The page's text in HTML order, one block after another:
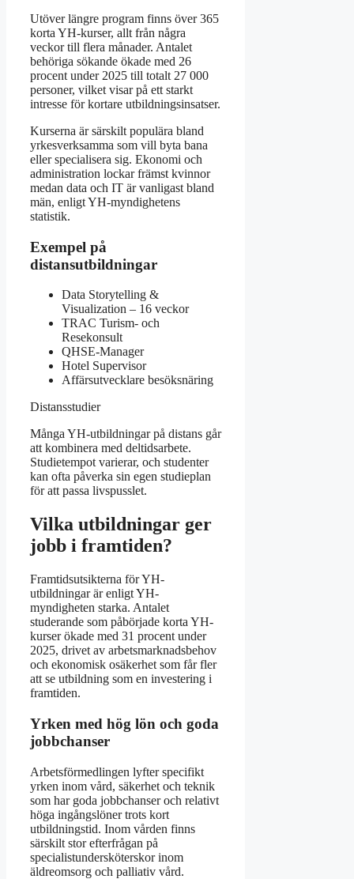
Utöver längre program finns över 365
korta YH-kurser, allt från några
veckor till flera månader. Antalet
behöriga sökande ökade med 26
procent under 2025 till totalt 27 000
personer, vilket visar på ett starkt
intresse för kortare utbildningsinsatser.
Kurserna är särskilt populära bland
yrkesverksamma som vill byta bana
eller specialisera sig. Ekonomi och
administration lockar främst kvinnor
medan data och IT är vanligast bland
män, enligt YH-myndighetens
statistik.
Exempel på
distansutbildningar
Data Storytelling &
Visualization – 16 veckor
TRAC Turism- och
Resekonsult
QHSE-Manager
Hotel Supervisor
Affärsutvecklare besöksnäring
Distansstudier
Många YH-utbildningar på distans går
att kombinera med deltidsarbete.
Studietempot varierar, och studenter
kan ofta påverka sin egen studieplan
för att passa livspusslet.
Vilka utbildningar ger
jobb i framtiden?
Framtidsutsikterna för YH-
utbildningar är enligt YH-
myndigheten starka. Antalet
studerande som påbörjade korta YH-
kurser ökade med 31 procent under
2025, drivet av arbetsmarknadsbehov
och ekonomisk osäkerhet som får fler
att se utbildning som en investering i
framtiden.
Yrken med hög lön och goda
jobbchanser
Arbetsförmedlingen lyfter specifikt
yrken inom vård, säkerhet och teknik
som har goda jobbchanser och relativt
höga ingångslöner trots kort
utbildningstid. Inom vården finns
särskilt stor efterfrågan på
specialistundersköterskor inom
äldreomsorg och palliativ vård.